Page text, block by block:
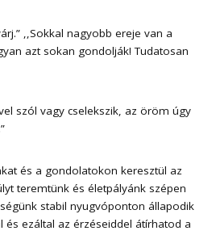
,,Sokkal nagyobb ereje van a
azt sokan gondolják! Tudatosan
szól vagy cselekszik, az öröm úgy
és a gondolatokon keresztül az
teremtünk és életpályánk szépen
stabil nyugvóponton állapodik
ezáltal az érzéseiddel átírhatod a